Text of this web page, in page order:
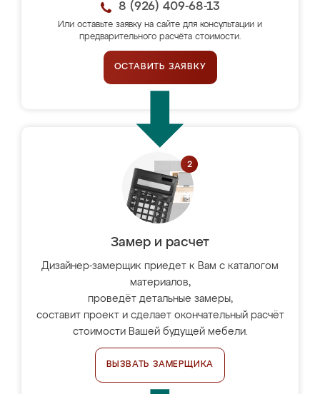
8 (926) 409-68-13
Или оставьте заявку на сайте для консультации и
предварительного расчёта стоимости.
ОСТАВИТЬ ЗАЯВКУ
Замер и расчет
Дизайнер-замерщик приедет к Вам с каталогом
материалов,
проведёт детальные замеры,
составит проект и сделает окончательный расчёт
стоимости Вашей будущей мебели.
ВЫЗВАТЬ ЗАМЕРЩИКА